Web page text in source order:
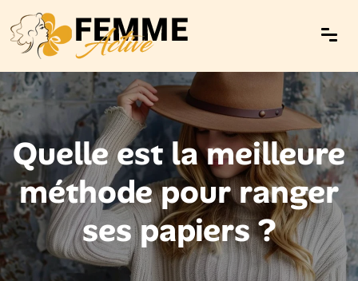
Quelle est la meilleure
méthode pour ranger
ses papiers ?